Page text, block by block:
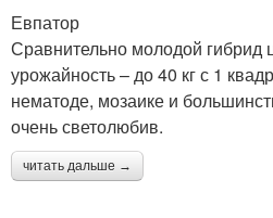
Евпатор
Сравнительно молодой гибрид
урожайность – до 40 кг с 1
нематоде, мозаике и
очень светолюбив.
читать дальше →